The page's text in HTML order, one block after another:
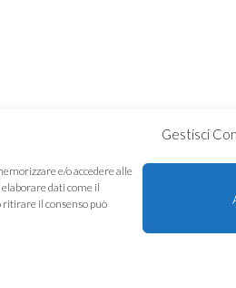
Gestisci
e/o accedere alle
dati come il
ritirare il consenso può